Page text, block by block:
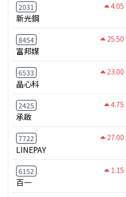
2031 4.05
新光鋼
8454 25.50
富邦媒
6533 23.00
晶心科
2425 4.75
承啟
7722 27.00
LINEPAY
6152 1.15
百一